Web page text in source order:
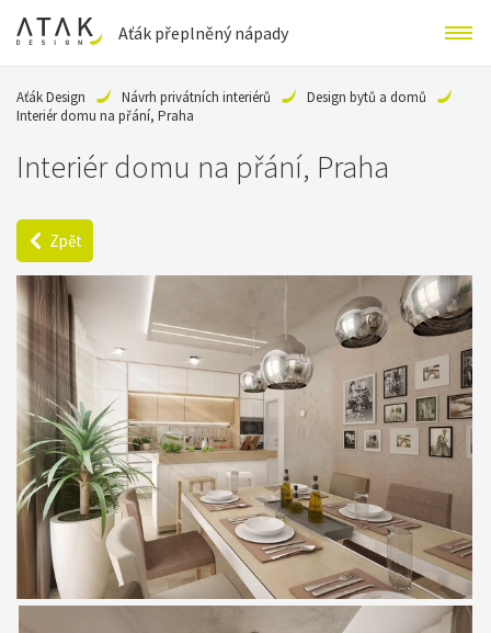
Aťák přeplněný nápady
Aťák Design Návrh privátních interiérů
Design bytů a domů
Interiér domu na přání, Praha
Interiér domu na přání, Praha
Zpět